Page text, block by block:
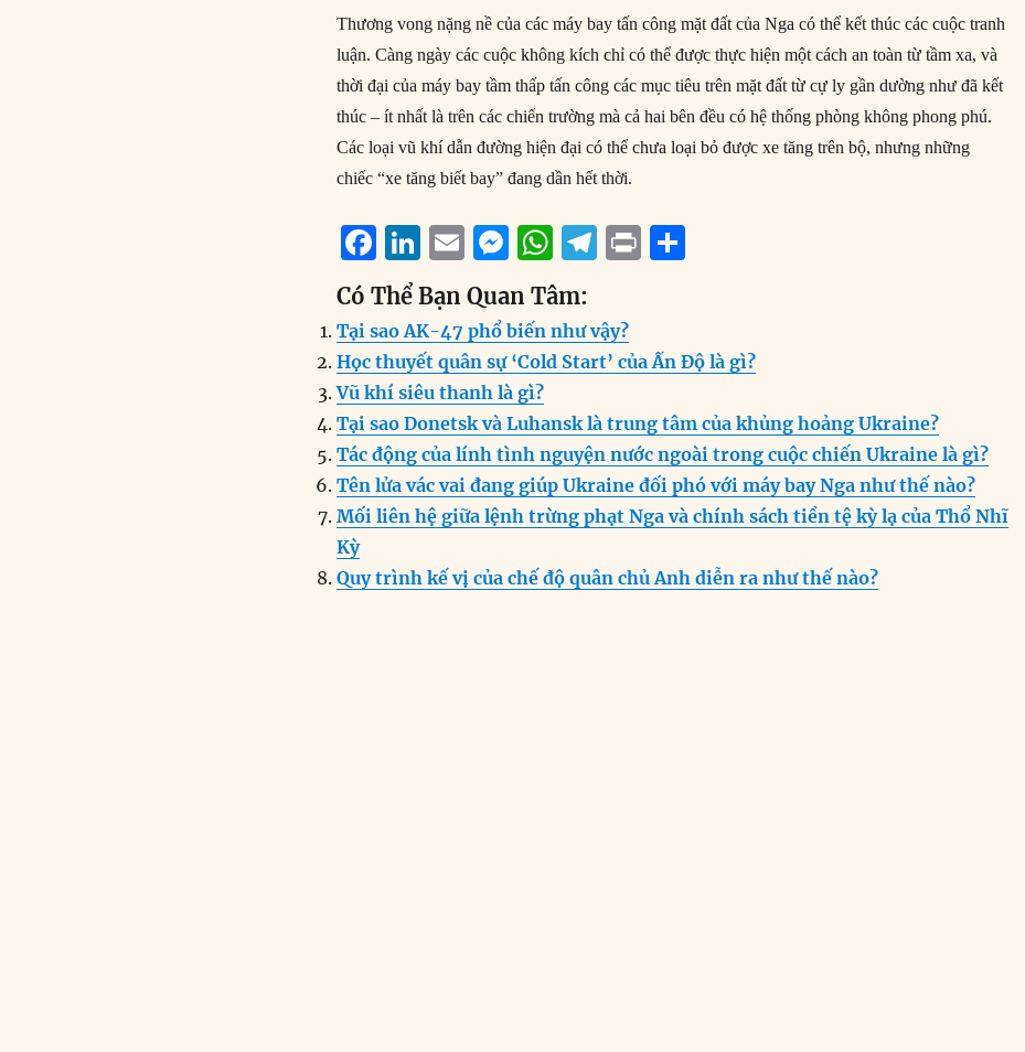
Thương vong nặng nề của các máy bay tấn công mặt đất của Nga có thể kết thúc các cuộc tranh
luận. Càng ngày các cuộc không kích chỉ có thể được thực hiện một cách an toàn từ tầm xa, và
thời đại của máy bay tầm thấp tấn công các mục tiêu trên mặt đất từ ​​cự ly gần dường như đã kết
thúc – ít nhất là trên các chiến trường mà cả hai bên đều có hệ thống phòng không phong phú.
Các loại vũ khí dẫn đường hiện đại có thể chưa loại bỏ được xe tăng trên bộ, nhưng những
chiếc “xe tăng biết bay” đang dần hết thời.
F
a
c
e
b
o
o
k
Li
n
k
e
d
I
n
E
m
ai
l
M
ss
e
n
g
er
W
h
at
s
A
p
p
T
e
g
r
a
m
P
t
re
Có Thể Bạn Quan Tâm:
Tại sao AK-47 phổ biến như vậy?
Học thuyết quân sự ‘Cold Start’ của Ấn Độ là gì?
Vũ khí siêu thanh là gì?
Tại sao Donetsk và Luhansk là trung tâm của khủng hoảng Ukraine?
Tác động của lính tình nguyện nước ngoài trong cuộc chiến Ukraine là gì?
Tên lửa vác vai đang giúp Ukraine đối phó với máy bay Nga như thế nào?
Mối liên hệ giữa lệnh trừng phạt Nga và chính sách tiền tệ kỳ lạ của Thổ Nhĩ
Kỳ
Quy trình kế vị của chế độ quân chủ Anh diễn ra như thế nào?